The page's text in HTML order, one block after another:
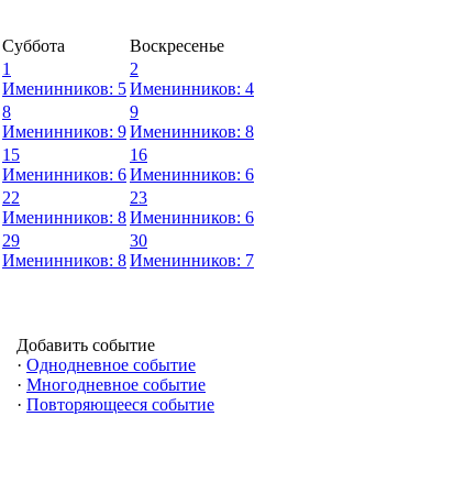
Суббота
Воскресенье
1
Именинников: 5
2
Именинников: 4
8
Именинников: 9
9
Именинников: 8
15
Именинников: 6
16
Именинников: 6
22
Именинников: 8
23
Именинников: 6
29
Именинников: 8
30
Именинников: 7
Добавить событие
· Однодневное событие
· Многодневное событие
· Повторяющееся событие